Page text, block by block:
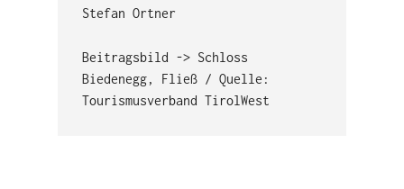
Stefan Ortner
Beitragsbild -> Schloss
Biedenegg, Fließ / Quelle:
Tourismusverband TirolWest